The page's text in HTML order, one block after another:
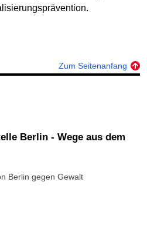
Zum Seitenanfang
Berlin - Wege aus dem
Berlin gegen Gewalt